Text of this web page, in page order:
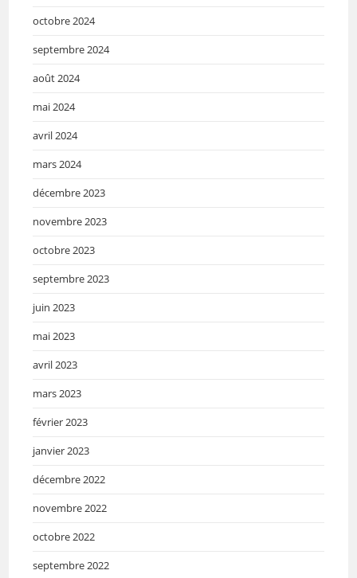
octobre 2024
septembre 2024
août 2024
mai 2024
avril 2024
mars 2024
décembre 2023
novembre 2023
octobre 2023
septembre 2023
juin 2023
mai 2023
avril 2023
mars 2023
février 2023
janvier 2023
décembre 2022
novembre 2022
octobre 2022
septembre 2022